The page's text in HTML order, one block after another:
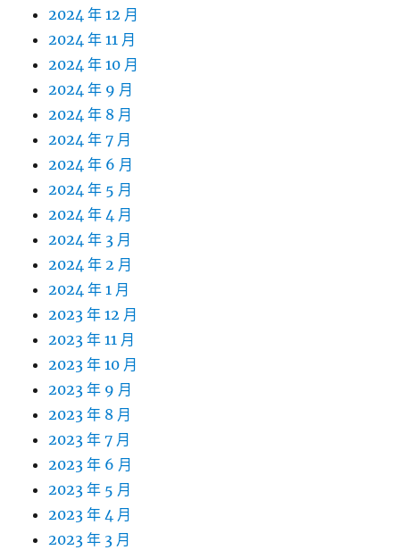
2024 年 12 月
2024 年 11 月
2024 年 10 月
2024 年 9 月
2024 年 8 月
2024 年 7 月
2024 年 6 月
2024 年 5 月
2024 年 4 月
2024 年 3 月
2024 年 2 月
2024 年 1 月
2023 年 12 月
2023 年 11 月
2023 年 10 月
2023 年 9 月
2023 年 8 月
2023 年 7 月
2023 年 6 月
2023 年 5 月
2023 年 4 月
2023 年 3 月